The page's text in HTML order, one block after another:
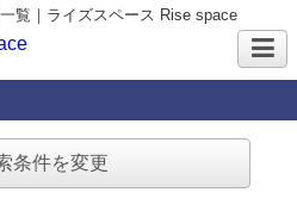
覧｜ライズスペース Rise space
条件を変更